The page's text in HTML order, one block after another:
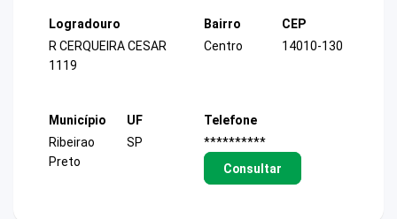
Logradouro
R CERQUEIRA CESAR
1119
Bairro
Centro
CEP
14010-130
Município
Ribeirao
Preto
UF
SP
Telefone
**********
Consultar